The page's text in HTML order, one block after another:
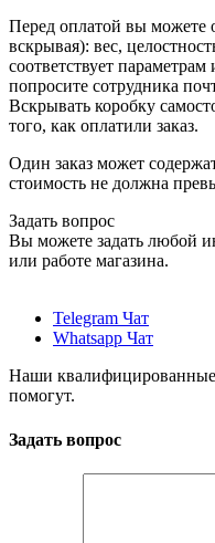
Перед оплатой вы можете
вскрывая): вес,
соответствует
попросите сотрудника
Вскрывать коробку
того, как оплатили заказ.
Один заказ может
стоимость не должна
Задать вопрос
Вы можете задать любой
или работе магазина.
Telegram Чат
Whatsapp Чат
Наши квалифицированные
помогут.
Задать вопрос